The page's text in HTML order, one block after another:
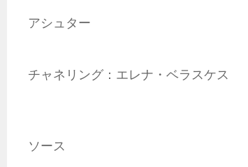
アシュター
チャネリング：エレナ・ベラスケス
ソース